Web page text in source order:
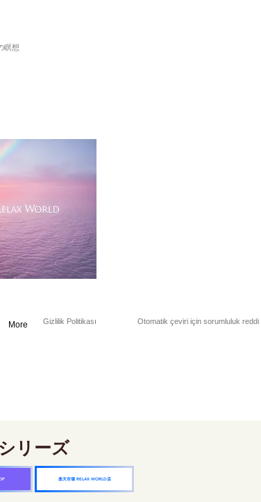
瞑想
More Gizlilik Politikası Otomatik çeviri için sorumluluk reddi
リーズ
楽天市場 RELAX WORLD店